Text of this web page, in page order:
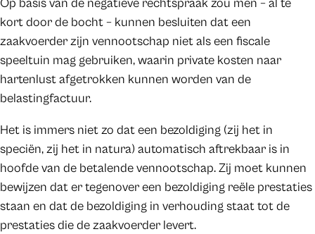
Op basis van de negatieve rechtspraak zou men – al te
kort door de bocht – kunnen besluiten dat een
zaakvoerder zijn vennootschap niet als een fiscale
speeltuin mag gebruiken, waarin private kosten naar
hartenlust afgetrokken kunnen worden van de
belastingfactuur.
Het is immers niet zo dat een bezoldiging (zij het in
speciën, zij het in natura) automatisch aftrekbaar is in
hoofde van de betalende vennootschap. Zij moet kunnen
bewijzen dat er tegenover een bezoldiging reële prestaties
staan en dat de bezoldiging in verhouding staat tot de
prestaties die de zaakvoerder levert.